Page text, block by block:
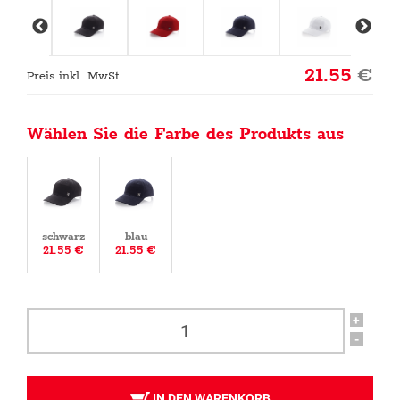
Preis inkl. MwSt. 21.55€
Wählen Sie die Farbe des Produkts aus
schwarz
21.55 €
blau
21.55 €
+
-